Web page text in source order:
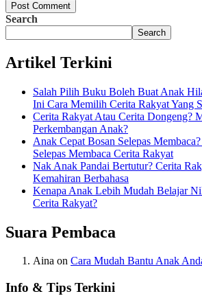
Post Comment
Search
Search
Artikel Terkini
Salah Pilih Buku Boleh Buat Anak
Ini Cara Memilih Cerita Rakyat Yang
Cerita Rakyat Atau Cerita Dongeng?
Perkembangan Anak?
Anak Cepat Bosan Selepas
Selepas Membaca Cerita Rakyat
Nak Anak Pandai Bertutur? Cerita
Kemahiran Berbahasa
Kenapa Anak Lebih Mudah Belajar
Cerita Rakyat?
Suara Pembaca
Aina on Cara Mudah Bantu Anak
Info & Tips Terkini